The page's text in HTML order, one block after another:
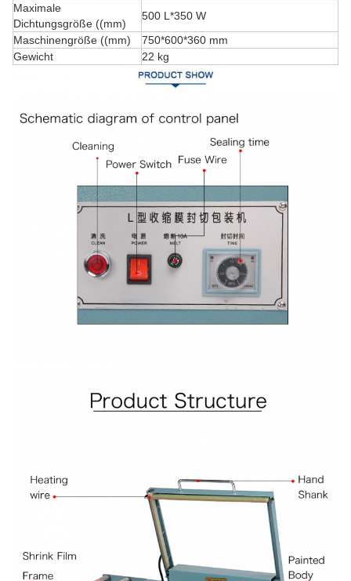
Maximale
Dichtungsgröße ((mm)
500 L*350 W
Maschinengröße ((mm)
750*600*360 mm
Gewicht
22 kg